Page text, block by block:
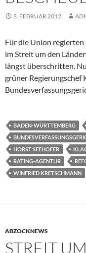
8. FEBRUAR 2012
Für die Union regierten
im Streit um den
längst überschritten.
grüner Regierungschef
BADEN-WÜRTTEMBERG
HORST SEEHOFER
RATING-AGENTUR
WINFRIED KRETSCHMANN
ABZOCKNEWS
STREIT UM